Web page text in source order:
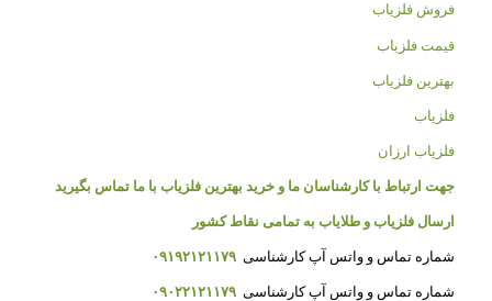
فروش فلزیاب
قیمت فلزیاب
بهترین فلزیاب
فلزیاب
فلزیاب ارزان
جهت ارتباط با کارشناسان ما و خرید بهترین فلزیاب با ما تماس بگیرید
ارسال فلزیاب و طلایاب به تمامی نقاط کشور
شماره تماس و واتس آپ کارشناسی ۰۹۱۹۲۱۲۱۱۷۹
شماره تماس و واتس آپ کارشناسی ۰۹۰۲۲۱۲۱۱۷۹